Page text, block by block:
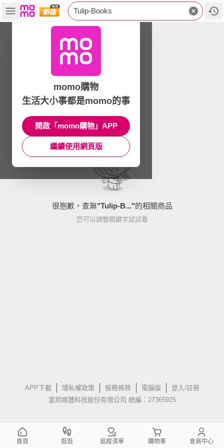
Tulip-Books
很抱歉，查無"Tulip-B..."的相關商品
您可以調整關鍵字試試看
APP下載 隱私權政策 服務條款 電腦版
登入/註冊
富邦媒體科技股份有限公司 統編：27365925
momo購物
生活大小事都是momo的事
開啟「momo購物」APP
繼續使用網頁版
首頁 逛逛 追蹤清單 購物車 會員中心